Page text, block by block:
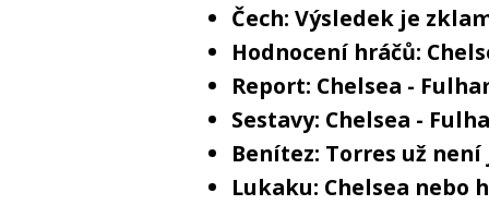
Čech: Výsledek je
Hodnocení hráčů:
Report: Chelsea -
Sestavy: Chelsea -
Benítez: Torres už
Lukaku: Chelsea nebo